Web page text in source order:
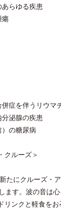
らゆる疾患
瘍
症を伴うリウマ
泌腺の疾患
の糖尿病
クルーズ＞
たにクルーズ・
ます。波の音は
リンクと軽食を